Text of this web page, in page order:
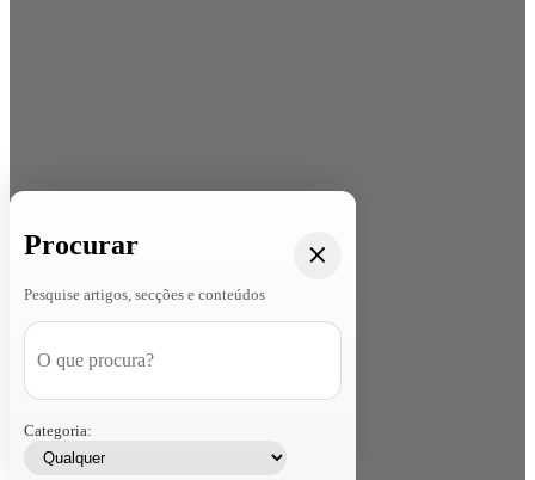
Procurar
Pesquise artigos, secções e conteúdos
Categoria: